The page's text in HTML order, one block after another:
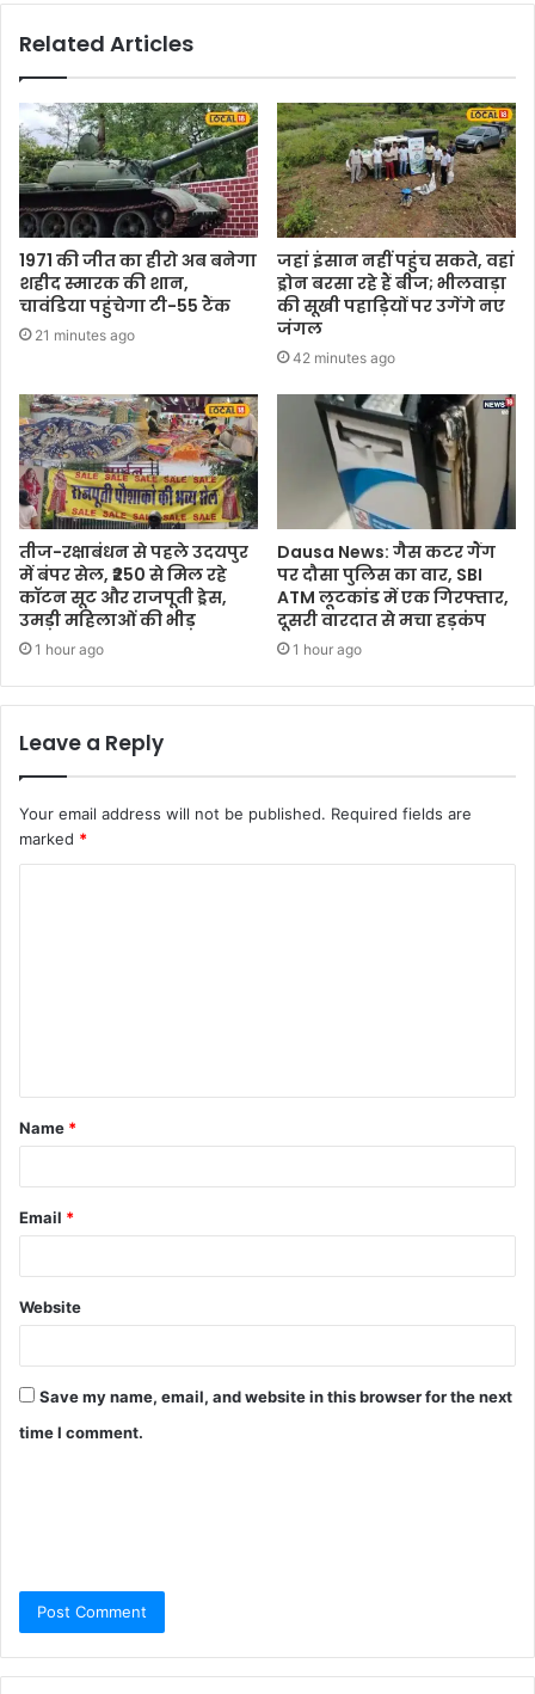
Related Articles
1971 की जीत का हीरो अब बनेगा
शहीद स्मारक की शान,
चावंडिया पहुंचेगा टी-55 टैंक
21 minutes ago
जहां इंसान नहीं पहुंच सकते, वहां
ड्रोन बरसा रहे हैं बीज; भीलवाड़ा
की सूखी पहाड़ियों पर उगेंगे नए
जंगल
42 minutes ago
तीज-रक्षाबंधन से पहले उदयपुर
में बंपर सेल, ₹250 से मिल रहे
कॉटन सूट और राजपूती ड्रेस,
उमड़ी महिलाओं की भीड़
1 hour ago
Dausa News: गैस कटर गैंग
पर दौसा पुलिस का वार, SBI
ATM लूटकांड में एक गिरफ्तार,
दूसरी वारदात से मचा हड़कंप
1 hour ago
Leave a Reply
Your email address will not be published. Required fields are
marked *
Name *
Email *
Website
Save my name, email, and website in this browser for the next
time I comment.